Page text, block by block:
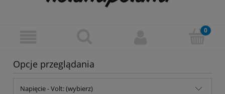
Opcje przeglądania
Napięcie - Volt: (wybierz)